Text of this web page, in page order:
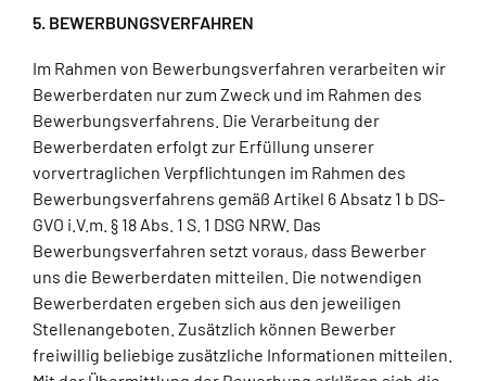
5. BEWERBUNGSVERFAHREN
Im Rahmen von Bewerbungsverfahren verarbeiten wir
Bewerberdaten nur zum Zweck und im Rahmen des
Bewerbungsverfahrens. Die Verarbeitung der
Bewerberdaten erfolgt zur Erfüllung unserer
vorvertraglichen Verpflichtungen im Rahmen des
Bewerbungsverfahrens gemäß Artikel 6 Absatz 1 b DS-
GVO i.V.m. § 18 Abs. 1 S. 1 DSG NRW. Das
Bewerbungsverfahren setzt voraus, dass Bewerber
uns die Bewerberdaten mitteilen. Die notwendigen
Bewerberdaten ergeben sich aus den jeweiligen
Stellenangeboten. Zusätzlich können Bewerber
freiwillig beliebige zusätzliche Informationen mitteilen.